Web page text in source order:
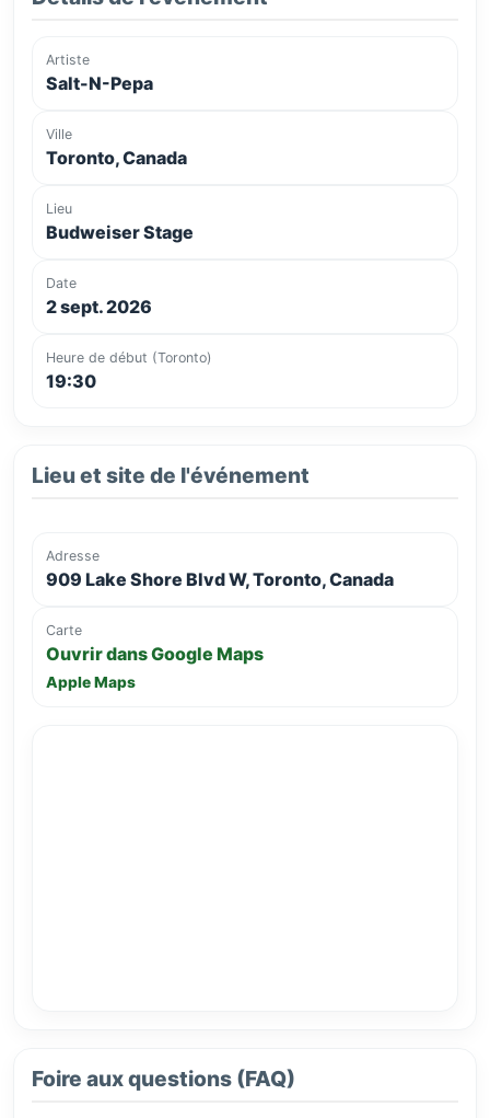
Artiste
Salt-N-Pepa
Ville
Toronto, Canada
Lieu
Budweiser Stage
Date
2 sept. 2026
Heure de début (Toronto)
19:30
Lieu et site de l'événement
Adresse
909 Lake Shore Blvd W, Toronto, Canada
Carte
Ouvrir dans Google Maps
Apple Maps
Foire aux questions (FAQ)